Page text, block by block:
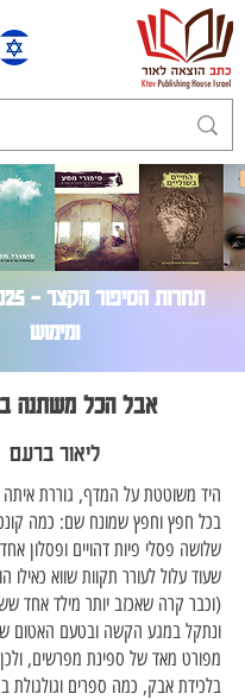
ומימוש
אבל הכל משתנה
ליאור ברעם
היד משוטטת על המדף, גוררת
בכל חפץ וחפץ שמונח שם: כמה
שלושה פסלי פיות דהויים ופסלון
שעוד עלול לעורר תקוות שווא כאילו
(וכבר קרה שאכזב יותר מילד אחד
ונתקל במגע הקשה ובטעם האטום
מפורט מאד של ספינת מפרשים, ולכן
בלכידת אבק, כמה ספרים וגולגולת